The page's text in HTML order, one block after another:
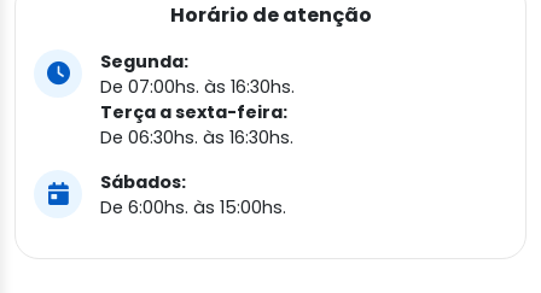
Horário de atenção
Segunda:
De 07:00hs. às 16:30hs.
Terça a sexta-feira:
De 06:30hs. às 16:30hs.
Sábados:
De 6:00hs. às 15:00hs.